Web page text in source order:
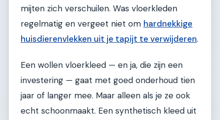
mijten zich verschuilen. Was vloerkleden
regelmatig en vergeet niet om hardnekkige
huisdierenvlekken uit je tapijt te verwijderen.
Een wollen vloerkleed — en ja, die zijn een
investering — gaat met goed onderhoud tien
jaar of langer mee. Maar alleen als je ze ook
echt schoonmaakt. Een synthetisch kleed uit